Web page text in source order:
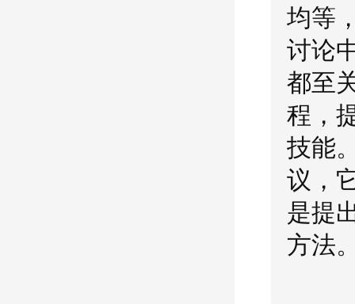
均等
讨论
都至
程，
技能
议，
是提
方法